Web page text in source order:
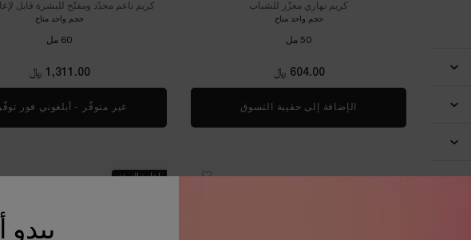
كريم نهاري معزّز للشباب
حجم واحد متاح
50 مل
604.00 ﷼
الإضافة إلى حقيبة التسوق
كريم ناعم مجدّد ومفتّح للبشرة قابل
حجم واحد متاح
60 مل
1,311.00 ﷼
غير متوفّر - أبلغوني فور
إعادة التعبئة